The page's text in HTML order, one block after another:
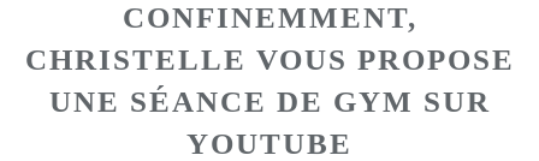
CONFINEMMENT,
CHRISTELLE VOUS PROPOSE
UNE SÉANCE DE GYM SUR
YOUTUBE